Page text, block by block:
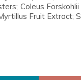
Coleus
Fruit Extract;